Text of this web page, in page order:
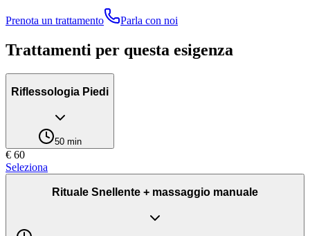
Prenota un trattamento Parla con noi
Trattamenti per questa esigenza
Riflessologia Piedi
50 min
€ 60
Seleziona
Rituale Snellente + massaggio manuale